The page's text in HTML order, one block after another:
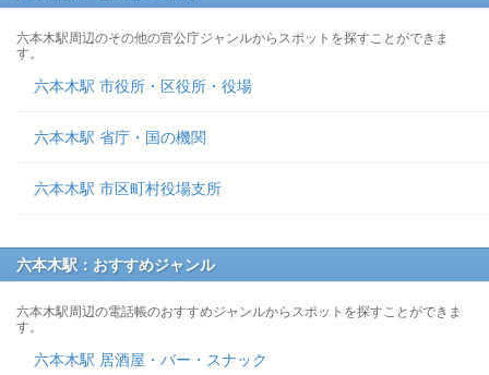
六本木駅周辺のその他の官公庁ジャンルからスポットを探すことができま
す。
六本木駅 市役所・区役所・役場
六本木駅 省庁・国の機関
六本木駅 市区町村役場支所
六本木駅：おすすめジャンル
六本木駅周辺の電話帳のおすすめジャンルからスポットを探すことができま
す。
六本木駅 居酒屋・バー・スナック